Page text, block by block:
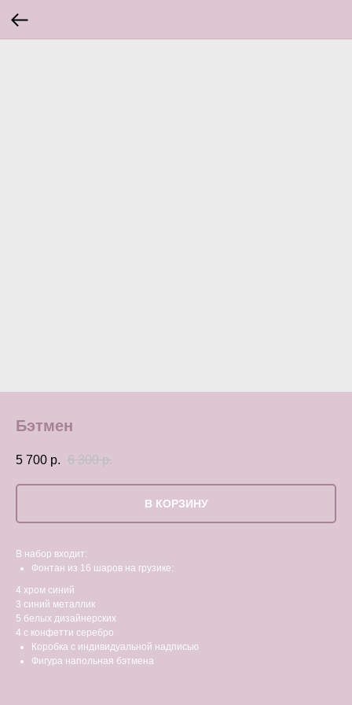
Бэтмен
5 700 р. 6 300 р.
В КОРЗИНУ
В набор входит:
Фонтан из 16 шаров на грузике:
4 хром синий
3 синий металлик
5 белых дизайнерских
4 с конфетти серебро
Коробка с индивидуальной надписью
Фигура напольная бэтмена